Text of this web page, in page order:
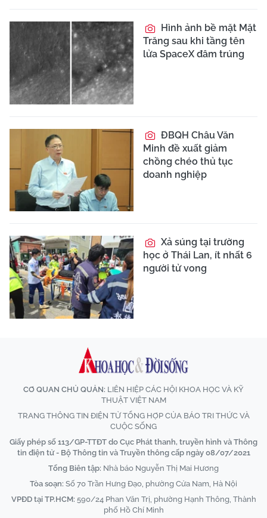
Hình ảnh bề mặt Mặt
Trăng sau khi tầng tên
lửa SpaceX đâm trúng
ĐBQH Châu Văn
Minh đề xuất giảm
chồng chéo thủ tục
doanh nghiệp
Xả súng tại trường
học ở Thái Lan, ít nhất 6
người tử vong
CƠ QUAN CHỦ QUẢN: LIÊN HIỆP CÁC HỘI KHOA HỌC VÀ KỸ
THUẬT VIỆT NAM
TRANG THÔNG TIN ĐIỆN TỬ TỔNG HỢP CỦA BÁO TRI THỨC VÀ
CUỘC SỐNG
Giấy phép số 113/GP-TTĐT do Cục Phát thanh, truyền hình và Thông
tin điện tử - Bộ Thông tin và Truyền thông cấp ngày 08/07/2021
Tổng Biên tập: Nhà báo Nguyễn Thị Mai Hương
Tòa soạn: Số 70 Trần Hưng Đạo, phường Cửa Nam, Hà Nội
VPĐD tại TP.HCM: 590/24 Phan Văn Trị, phường Hạnh Thông, Thành
phố Hồ Chí Minh